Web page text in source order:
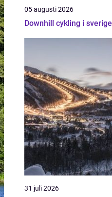
05 augusti 2026
Downhill cykling i sverige
31 juli 2026